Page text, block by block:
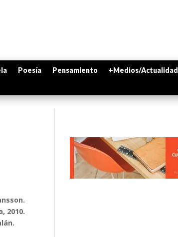
Poesía Pensamiento
+Medios/Actualidad
2010.